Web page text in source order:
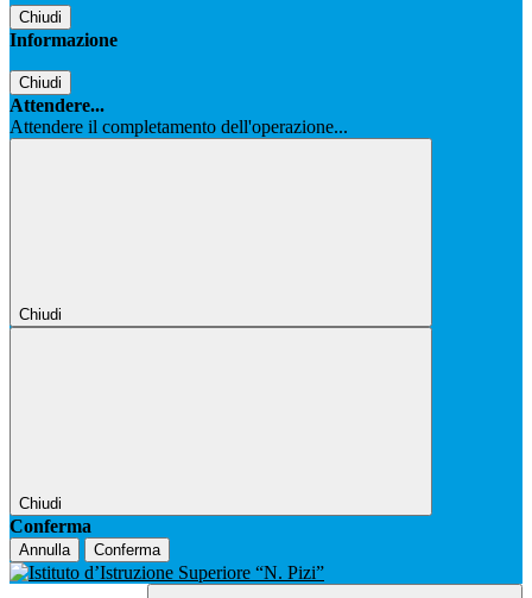
Chiudi
Informazione
Chiudi
Attendere...
Attendere il completamento dell'operazione...
Chiudi
Chiudi
Conferma
Annulla Conferma